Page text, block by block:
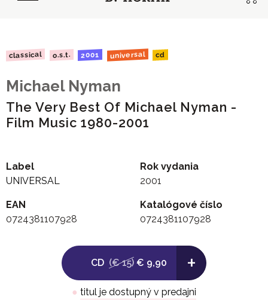
classical o.s.t. 2001 universal cd
Michael Nyman
The Very Best Of Michael Nyman -
Film Music 1980-2001
Label
UNIVERSAL
Rok vydania
2001
EAN
0724381107928
Katalógové číslo
0724381107928
CD (€ 15) € 9,90 +
● titul je dostupný v predajni